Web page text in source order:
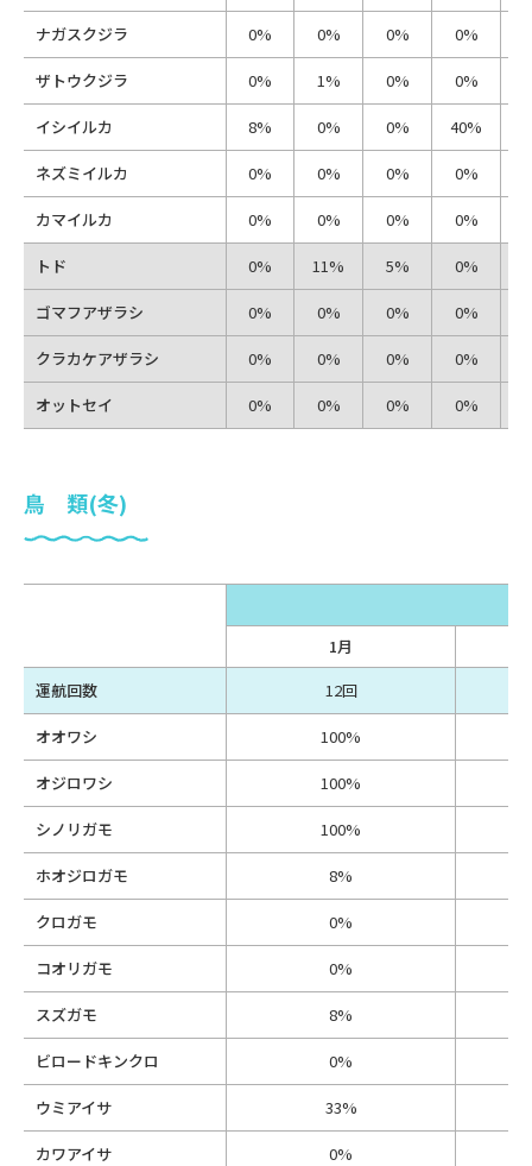
ナガスクジラ 0% 0% 0% 0%
ザトウクジラ 0% 1% 0% 0%
イシイルカ 8% 0% 0% 40%
ネズミイルカ 0% 0% 0% 0%
カマイルカ 0% 0% 0% 0%
トド 0% 11% 5% 0%
ゴマフアザラシ 0% 0% 0% 0%
クラカケアザラシ 0% 0% 0% 0%
オットセイ 0% 0% 0% 0%
鳥 類(冬)
1月
運航回数
12回
オオワシ 100%
オジロワシ 100%
シノリガモ 100%
ホオジロガモ 8%
クロガモ 0%
コオリガモ 0%
スズガモ 8%
ビロードキンクロ 0%
ウミアイサ 33%
カワアイサ 0%